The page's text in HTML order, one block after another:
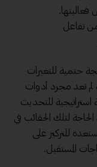
فعاليتها.
تفاعل
حتمية للتغيرات
لم تعد مجرد أدوات
استراتيجية للتحديث
لتلك الحقائب في
للتركيز على
المستقبل.